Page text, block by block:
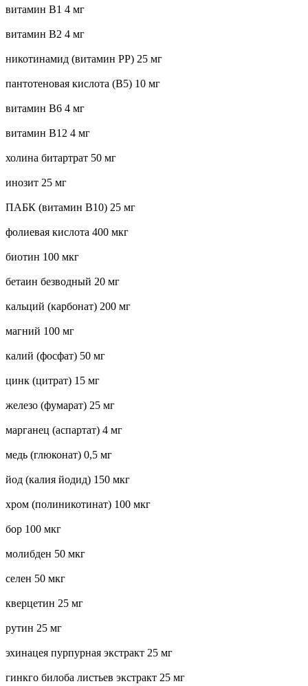
витамин B1 4 мг
витамин B2 4 мг
никотинамид (витамин РР) 25 мг
пантотеновая кислота (В5) 10 мг
витамин B6 4 мг
витамин B12 4 мг
холина битартрат 50 мг
инозит 25 мг
ПАБК (витамин В10) 25 мг
фолиевая кислота 400 мкг
биотин 100 мкг
бетаин безводный 20 мг
кальций (карбонат) 200 мг
магний 100 мг
калий (фосфат) 50 мг
цинк (цитрат) 15 мг
железо (фумарат) 25 мг
марганец (аспартат) 4 мг
медь (глюконат) 0,5 мг
йод (калия йодид) 150 мкг
хром (полиникотинат) 100 мкг
бор 100 мкг
молибден 50 мкг
селен 50 мкг
кверцетин 25 мг
рутин 25 мг
эхинацея пурпурная экстракт 25 мг
гинкго билоба листьев экстракт 25 мг